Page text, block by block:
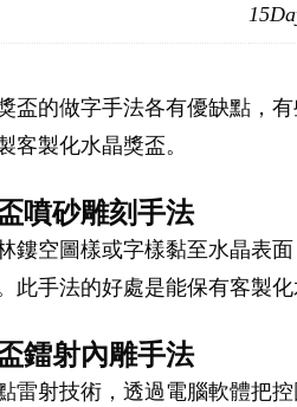
盃的做字手法各有優缺點，
客製化水晶獎盃。
噴砂雕刻手法
鏤空圖樣或字樣黏至水晶表
此手法的好處是能保有客製
鐳射內雕手法
雷射技術，透過電腦軟體把